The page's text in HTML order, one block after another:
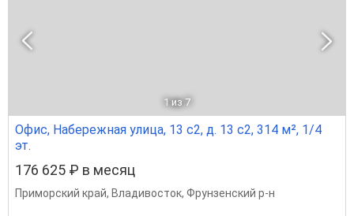
1 из 7
Офис, Набережная улица, 13 с2, д. 13 с2, 314 м², 1/4
эт.
176 625 ₽ в месяц
Приморский край, Владивосток, Фрунзенский р-н